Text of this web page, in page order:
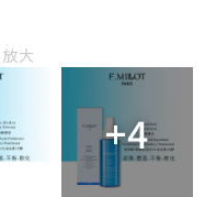
大
+4